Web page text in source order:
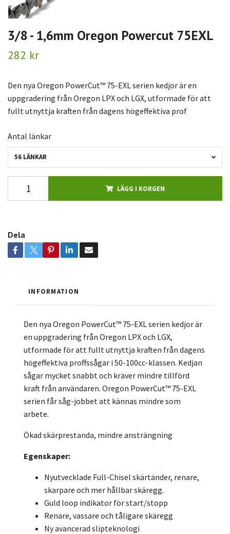
3/8 - 1,6mm Oregon Powercut 75EXL
282 kr
Den nya Oregon PowerCut™ 75-EXL serien kedjor är en
uppgradering från Oregon LPX och LGX, utformade för att
fullt utnyttja kraften från dagens högeffektiva prof
Antal länkar
56 LÄNKAR
LÄGG I KORGEN
Dela
INFORMATION
Den nya Oregon PowerCut™ 75-EXL serien kedjor är
en uppgradering från Oregon LPX och LGX,
utformade för att fullt utnyttja kraften från dagens
högeffektiva proffssågar i 50-100cc-klassen. Kedjan
sågar mycket snabbt och kräver mindre tillförd
kraft från användaren. Oregon PowerCut™ 75-EXL
serien får såg-jobbet att kännas mindre som
arbete.
Ökad skärprestanda, mindre ansträngning
Egenskaper:
Nyutvecklade Full-Chisel skärtänder, renare,
skarpare och mer hållbar skäregg.
Guld loop indikator för start/stopp
Renare, vassare och tåligare skäregg
Ny avancerad slipteknologi